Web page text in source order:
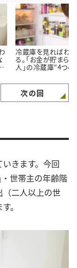
冷蔵庫を見ればわか
る。「お金が貯まら
人」の冷蔵庫“4つの
次の回
きます。今回
世帯主の年齢階
二人以上の世
。